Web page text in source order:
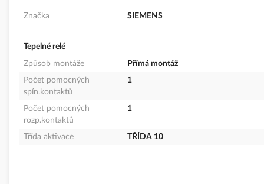
Značka SIEMENS
Tepelné relé
Způsob montáže
Přímá montáž
Počet pomocných
spín.kontaktů
1
Počet pomocných
rozp.kontaktů
1
Třída aktivace TŘÍDA 10